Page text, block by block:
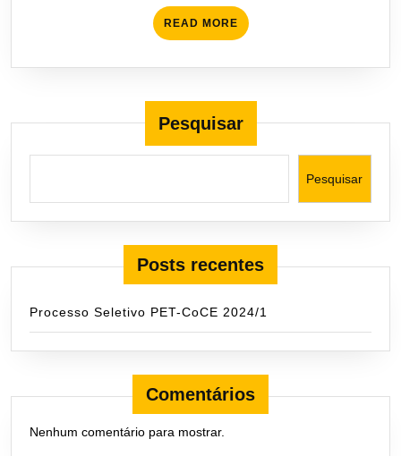
READ MOREREAD
MORE
Pesquisar
Pesquisar
Posts recentes
Processo Seletivo PET-CoCE 2024/1
Comentários
Nenhum comentário para mostrar.